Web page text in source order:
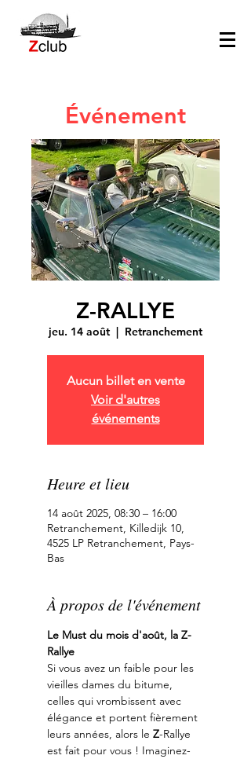
Événement
Z-RALLYE
jeu. 14 août
  |
Retranchement
Aucun billet en vente
Voir d'autres
événements
Heure et lieu
14 août 2025, 08:30 – 16:00
Retranchement, Killedijk 10,
4525 LP Retranchement, Pays-
Bas
À propos de l'événement
Le Must du mois d'août, la Z-
Rallye
Si vous avez un faible pour les
vieilles dames du bitume,
celles qui vrombissent avec
élégance et portent fièrement
leurs années, alors le Z-Rallye
est fait pour vous ! Imaginez-